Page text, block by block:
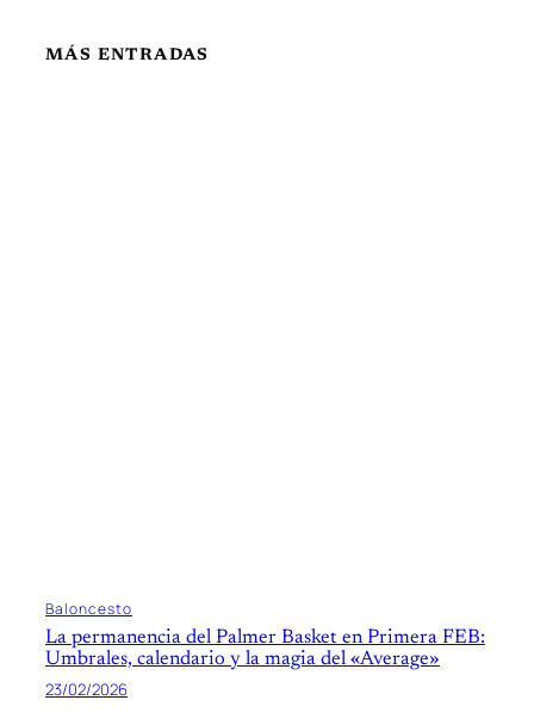
MÁS ENTRADAS
Baloncesto
La permanencia del Palmer Basket en Primera FEB:
Umbrales, calendario y la magia del «Average»
23/02/2026